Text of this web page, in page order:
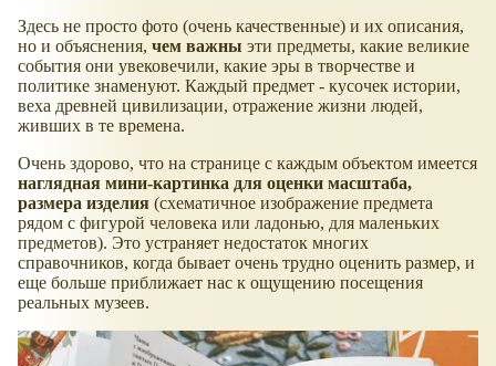
Здесь не просто фото (очень качественные) и их описания,
но и объяснения, чем важны эти предметы, какие великие
события они увековечили, какие эры в творчестве и
политике знаменуют. Каждый предмет - кусочек истории,
веха древней цивилизации, отражение жизни людей,
живших в те времена.
Очень здорово, что на странице с каждым объектом имеется
наглядная мини-картинка для оценки масштаба,
размера изделия (схематичное изображение предмета
рядом с фигурой человека или ладонью, для маленьких
предметов). Это устраняет недостаток многих
справочников, когда бывает очень трудно оценить размер, и
еще больше приближает нас к ощущению посещения
реальных музеев.